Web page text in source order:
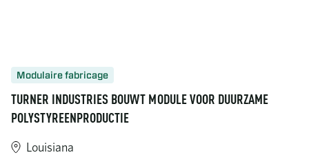
Modulaire fabricage
TURNER INDUSTRIES BOUWT MODULE VOOR DUURZAME
POLYSTYREENPRODUCTIE
Louisiana